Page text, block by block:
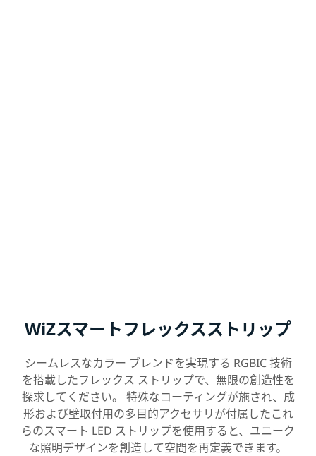
WiZスマートフレックスストリップ
シームレスなカラー ブレンドを実現する RGBIC 技術
を搭載したフレックス ストリップで、無限の創造性を
探求してください。 特殊なコーティングが施され、成
形および壁取付用の多目的アクセサリが付属したこれ
らのスマート LED ストリップを使用すると、ユニーク
な照明デザインを創造して空間を再定義できます。